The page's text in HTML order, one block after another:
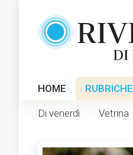
HOME RUBRICHE
Di venerdì Vetrina